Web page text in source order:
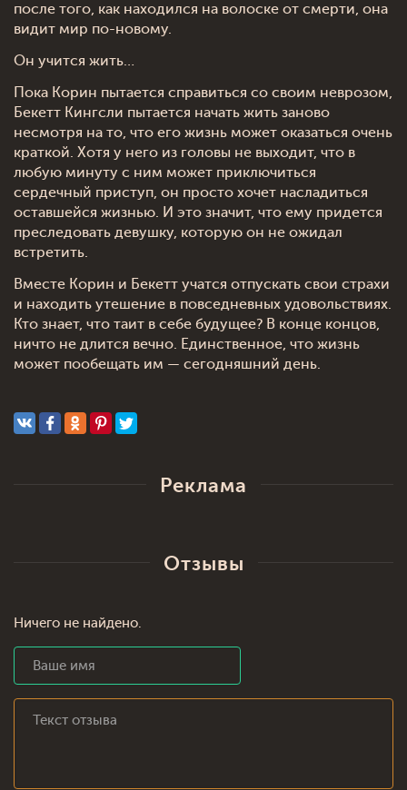
после того, как находился на волоске от смерти, она
видит мир по-новому.
Он учится жить…
Пока Корин пытается справиться со своим неврозом,
Бекетт Кингсли пытается начать жить заново
несмотря на то, что его жизнь может оказаться очень
краткой. Хотя у него из головы не выходит, что в
любую минуту с ним может приключиться
сердечный приступ, он просто хочет насладиться
оставшейся жизнью. И это значит, что ему придется
преследовать девушку, которую он не ожидал
встретить.
Вместе Корин и Бекетт учатся отпускать свои страхи
и находить утешение в повседневных удовольствиях.
Кто знает, что таит в себе будущее? В конце концов,
ничто не длится вечно. Единственное, что жизнь
может пообещать им — сегодняшний день.
Реклама
Отзывы
Ничего не найдено.